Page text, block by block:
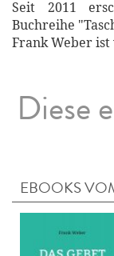
Seit 2011
Buchreihe
Frank Weber
Diese
EBOOKS